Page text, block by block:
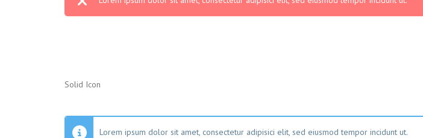
Solid Icon
Lorem ipsum dolor sit amet, consectetur adipisici elit, sed eiusmod tempor incidunt ut.